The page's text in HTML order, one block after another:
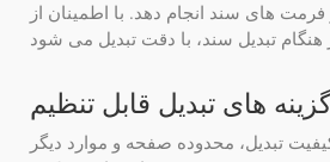
فرمت های سند انجام دهد. با اطمینان از
های تبدیل قابل تنظیم
تبدیل، محدوده صفحه و موارد دیگر